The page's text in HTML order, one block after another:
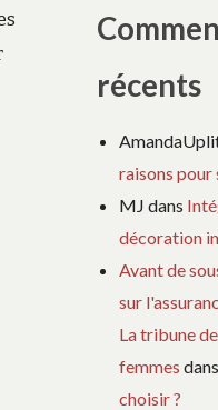
récents
raisons pour
MJ dans
décoration
Avant de
sur
La tribune
femmes
choisir ?